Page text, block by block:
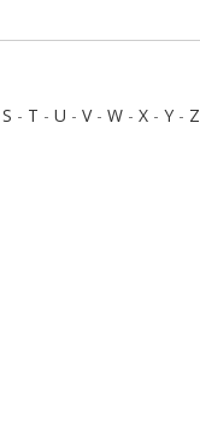
S - T - U - V- W - X - Y - Z